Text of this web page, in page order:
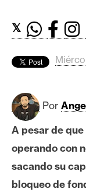
o
i
c
o
i
𝕏
Por
A pesar de que
operando con
sacando su
bloqueo de